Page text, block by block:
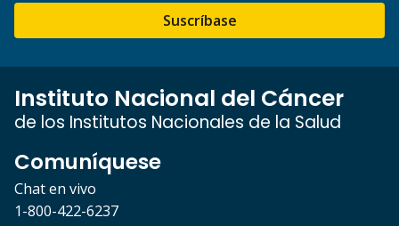
Suscríbase
Instituto Nacional del Cáncer
de los Institutos Nacionales de la Salud
Comuníquese
Chat en vivo
1-800-422-6237